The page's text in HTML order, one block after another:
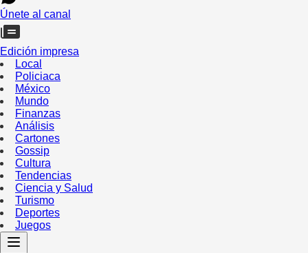
Únete al canal
Edición impresa
Local
Policiaca
México
Mundo
Finanzas
Análisis
Cartones
Gossip
Cultura
Tendencias
Ciencia y Salud
Turismo
Deportes
Juegos